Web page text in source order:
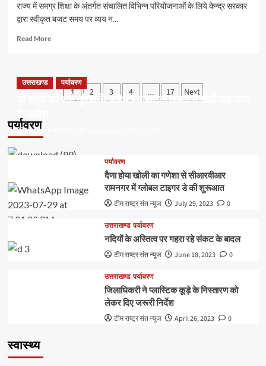
राज्य में समग्र शिक्षा के अंतर्गत संचालित विभिन्न परियोजनाओं के लिये केन्द्र सरकार
द्वारा स्वीकृत बजट समय पर व्यय न...
Read MoreRead
शिक्षा
पर
लगाई
फटकार
Posts
1 2 3 4 … 17 Next
पर्यावरण
उत्तराखण्ड पर्यावरण
डॉ हरक की बढ़ी मुश्किलेंः अवैध पेड़ कटान मामले में सीबीआई जांच
के आदेश
टीम राष्ट्र संत न्यूज
पर्यावरण
दैणा होया खोली का गणेशा से सीआरवीआर
रामनगर में ग्लोबल टाइगर डे की शुरूआत
टीम राष्ट्र संत न्यूज July 29, 2023 0
उत्तराखण्ड पर्यावरण
नदियों के अस्तित्व पर गहरा रहे संकट के बादल
टीम राष्ट्र संत न्यूज June 18, 2023 0
उत्तराखण्ड पर्यावरण
जिलाधिकरी ने प्लास्टिक कूड़े के निस्तारण को
लेकर दिए जरूरी निर्देश
टीम राष्ट्र संत न्यूज April 26, 2023 0
स्वास्थ्य